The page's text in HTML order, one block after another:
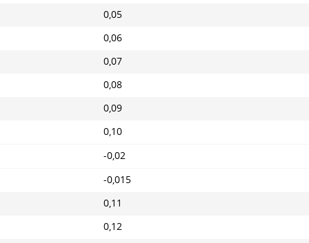
0,05
0,06
0,07
0,08
0,09
0,10
-0,02
-0,015
0,11
0,12